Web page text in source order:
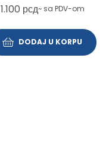
1.100 рсд~ sa PDV-om
DODAJ U KORPU